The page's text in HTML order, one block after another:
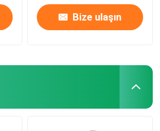
Bize ulaşın